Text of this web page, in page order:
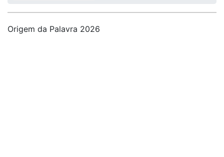
Origem da Palavra 2026